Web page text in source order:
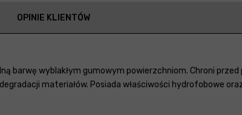
OPINIE KLIENTÓW
barwę wyblakłym gumowym powierzchniom. Chroni przed
materiałów. Posiada właściwości hydrofobowe